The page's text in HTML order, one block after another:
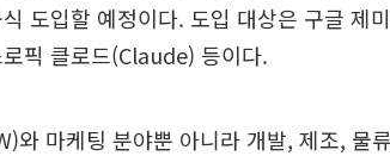
도입할 예정이다. 도입 대상은 구글 제
픽 클로드(Claude) 등이다.
와 마케팅 분야뿐 아니라 개발, 제조, 물